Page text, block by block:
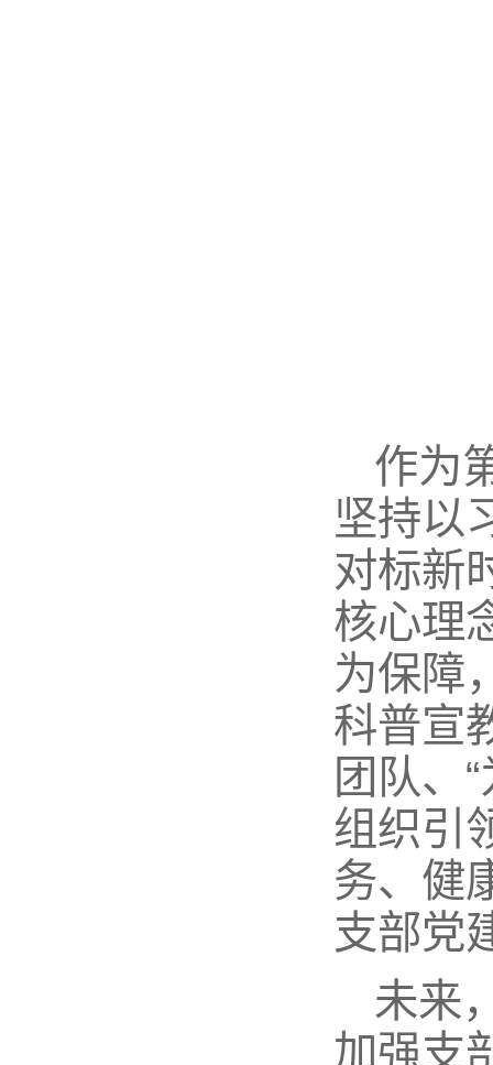
作为
坚持以
对标新
核心理
为保障
科普宣
团队、
组织引
务、健
支部党
未来
加强支